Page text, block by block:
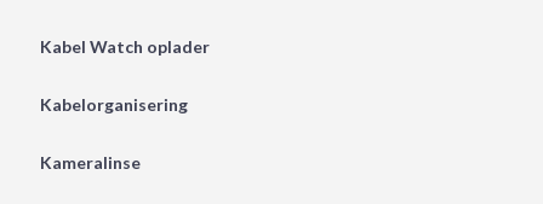
Kabel Watch oplader
Kabelorganisering
Kameralinse